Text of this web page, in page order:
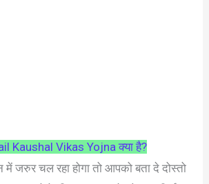
Kaushal Vikas Yojna क्या है?
जरुर चल रहा होगा तो आपको बता दे दोस्तो